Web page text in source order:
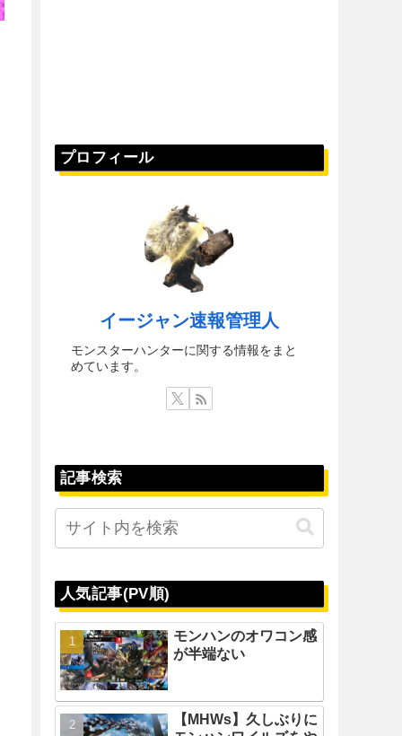
プロフィール
イージャン速報管理人
モンスターハンターに関する情報をまと
めています。
記事検索
人気記事(PV順)
モンハンのオワコン感
が半端ない
【MHWs】久しぶりに